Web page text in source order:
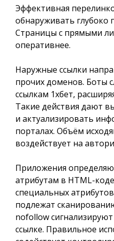
Эффективная
обнаруживать глубоко
Страницы с прямыми
оперативнее.
Наружные ссылки
прочих доменов. Боты
ссылкам 1хбет,
Такие действия дают
и актуализировать
порталах. Объём
воздействует на
Приложения
атрибутам в HTML-
специальных
подлежат
nofollow
ссылке. Правильное